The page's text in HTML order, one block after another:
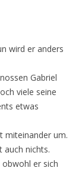
wird er anders
Gabriel
viele seine
etwas
miteinander um.
auch nichts.
er sich